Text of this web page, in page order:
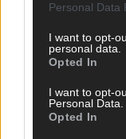
Personal Data
I want to opt-
personal data.
Opted In
I want to opt-
Personal Data.
Opted In
Monaco,
Europa-Park
EXTRA